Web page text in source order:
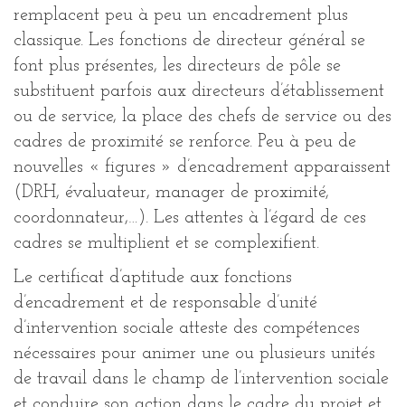
remplacent peu à peu un encadrement plus
classique. Les fonctions de directeur général se
font plus présentes, les directeurs de pôle se
substituent parfois aux directeurs d’établissement
ou de service, la place des chefs de service ou des
cadres de proximité se renforce. Peu à peu de
nouvelles « figures » d’encadrement apparaissent
(DRH, évaluateur, manager de proximité,
coordonnateur,…). Les attentes à l’égard de ces
cadres se multiplient et se complexifient.
Le certificat d’aptitude aux fonctions
d’encadrement et de responsable d’unité
d’intervention sociale atteste des compétences
nécessaires pour animer une ou plusieurs unités
de travail dans le champ de l’intervention sociale